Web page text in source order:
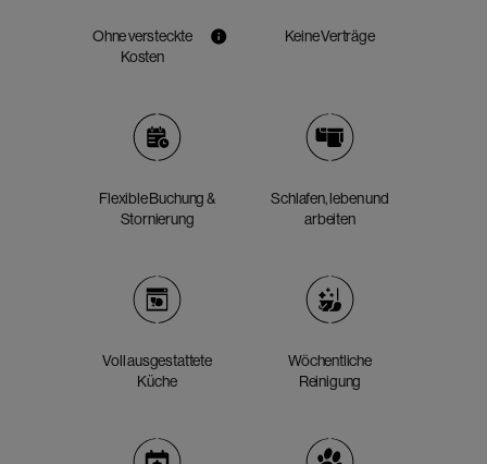
Ohne versteckte
Kosten
Keine Verträge
Flexible Buchung &
Stornierung
Schlafen, leben und
arbeiten
Voll ausgestattete
Küche
Wöchentliche
Reinigung